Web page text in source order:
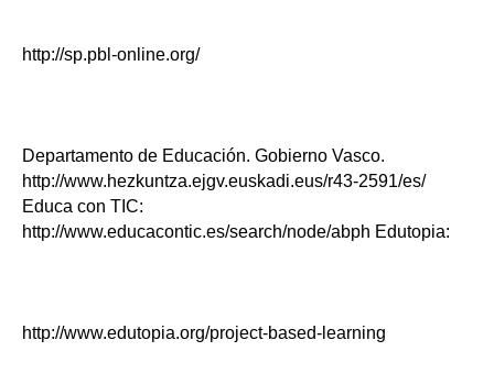
http://sp.pbl-online.org/
Departamento de Educación. Gobierno Vasco.
http://www.hezkuntza.ejgv.euskadi.eus/r43-2591/es/
Educa con TIC:
http://www.educacontic.es/search/node/abph Edutopia:
http://www.edutopia.org/project-based-learning